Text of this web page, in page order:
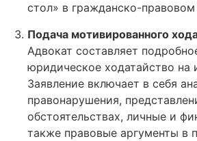
стол» в гражданско-правовом
Подача мотивированного
Адвокат составляет
юридическое ходатайство на
Заявление включает в себя
правонарушения,
обстоятельствах, личные и
также правовые аргументы в